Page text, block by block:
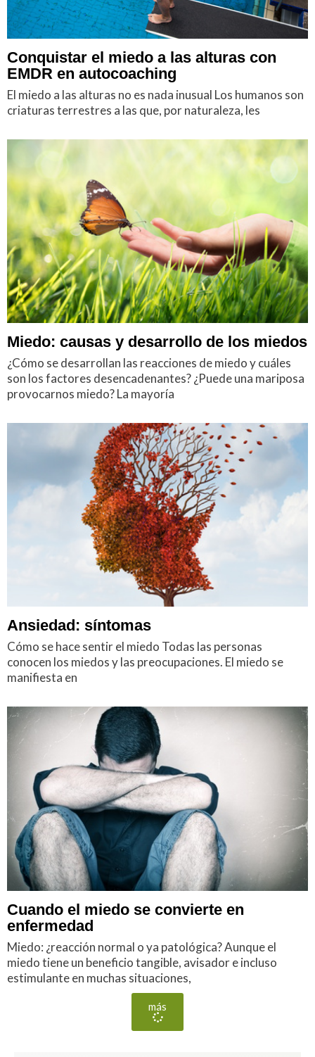
Conquistar el miedo a las alturas con
EMDR en autocoaching
El miedo a las alturas no es nada inusual Los humanos son
criaturas terrestres a las que, por naturaleza, les
Miedo: causas y desarrollo de los miedos
¿Cómo se desarrollan las reacciones de miedo y cuáles
son los factores desencadenantes? ¿Puede una mariposa
provocarnos miedo? La mayoría
Ansiedad: síntomas
Cómo se hace sentir el miedo Todas las personas
conocen los miedos y las preocupaciones. El miedo se
manifiesta en
Cuando el miedo se convierte en
enfermedad
Miedo: ¿reacción normal o ya patológica? Aunque el
miedo tiene un beneficio tangible, avisador e incluso
estimulante en muchas situaciones,
más